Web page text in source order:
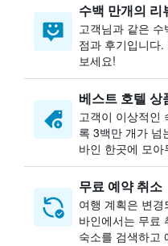
수백 만개의 리
고객님과 같은
점과 후기입니다
보세요!
베스트 호텔 상
고객이 이상적인
록 3백만 개가 넘
바인 한곳에 모아
무료 예약 취소
여행 계획은 변
바인에서는 무료
숙소를 검색하고